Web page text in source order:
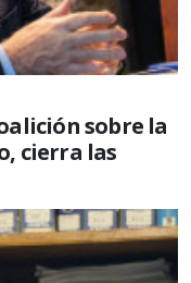
sobre la
cierra las